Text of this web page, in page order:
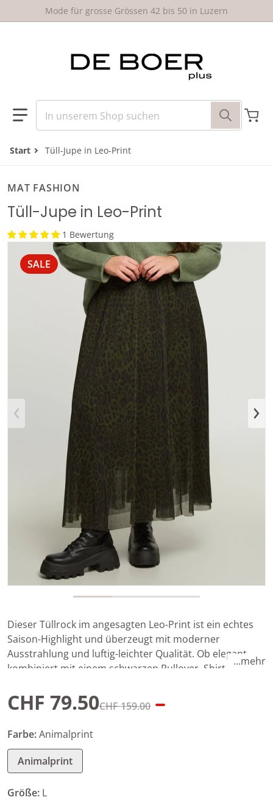
Mode für grosse Grössen 42 bis 50 in Luzern
In unserem Shop suchen
Start Tüll-Jupe in Leo-Print
SALE
files/8401.6015_GREEN_2.jpg
Medium 1 in Galerieansicht
MAT FASHION
Tüll-Jupe in Leo-Print
1 Bewertung
Dieser Tüllrock im angesagten Leo-Print ist ein echtes
Saison-Highlight und überzeugt mit moderner
Ausstrahlung und luftig-leichter Qualität. Ob elegant
kombiniert mit einem schwarzen Pullover, Shirt oder
Wer es etwas frecher mag, setzt mit einer coolen
Lederjacke einen modischen Kontrast. Ein vielseitiges
Lieblingsstück für stilbewusste Auftritte!
...mehr
CHF 159.00
CHF 79.50
Farbe:Animalprint
Animalprint
Größe: L